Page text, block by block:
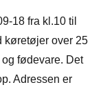
18 fra kl.10 til
køretøjer over 25
fødevare. Det
Adressen er